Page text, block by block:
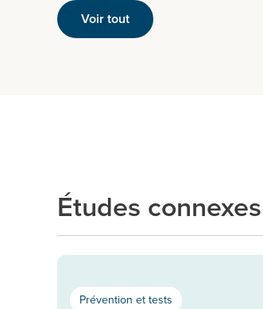
Voir tout
Études connexes
Prévention et tests